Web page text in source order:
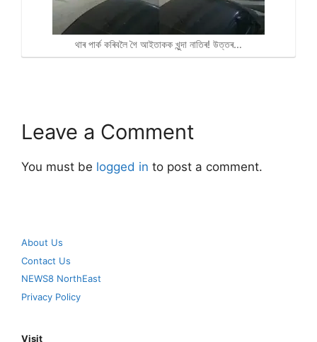
থাৰ পাৰ্ক কৰিবলৈ গৈ আইতাকক খুন্দা নাতিৰ! উত্তৰ…
Leave a Comment
You must be logged in to post a comment.
About Us
Contact Us
NEWS8 NorthEast
Privacy Policy
Visit